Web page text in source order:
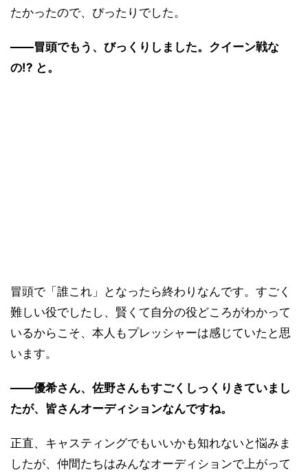
たかったので、ぴったりでした。
――冒頭でもう、びっくりしました。クイーン戦な
の!? と。
冒頭で「誰これ」となったら終わりなんです。すごく
難しい役でしたし、賢くて自分の役どころがわかって
いるからこそ、本人もプレッシャーは感じていたと思
います。
――優希さん、佐野さんもすごくしっくりきていまし
たが、皆さんオーディションなんですね。
正直、キャスティングでもいいかも知れないと悩みま
したが、仲間たちはみんなオーディションで上がって